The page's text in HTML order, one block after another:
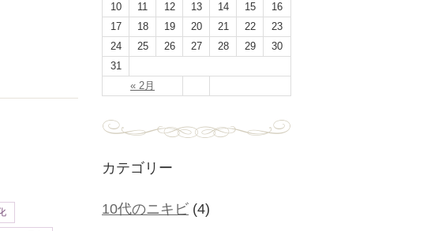
« 2月
10
11 12 13 14 15
16
17
18 19 20 21 22
23
24
25 26 27 28 29
30
31
カテゴリー
10代のニキビ (4)